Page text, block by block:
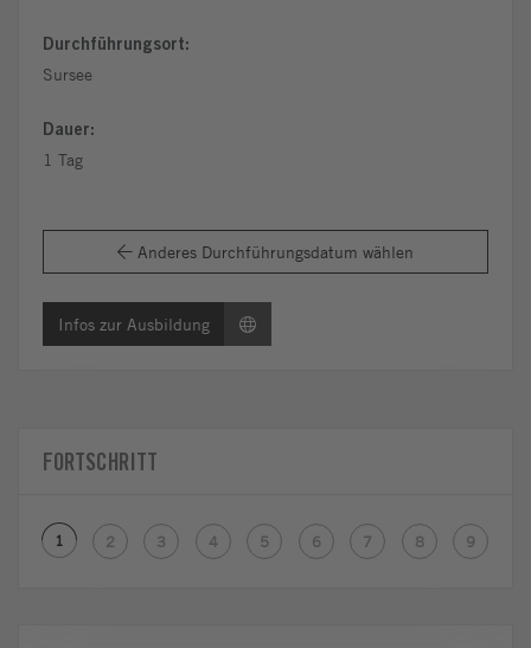
Durchführungsort:
Sursee
Dauer:
1 Tag
Anderes Durchführungsdatum wählen
Infos zur Ausbildung
FORTSCHRITT
1 2 3 4 5 6 7 8 9